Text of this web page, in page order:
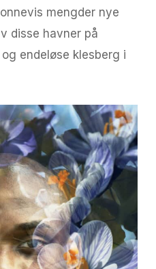
mengder nye
disse havner på
endeløse klesberg i